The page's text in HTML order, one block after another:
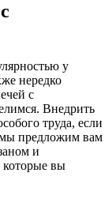
у
нередко
с
Внедрить
труда, если
мы предложим вам
и
которые вы